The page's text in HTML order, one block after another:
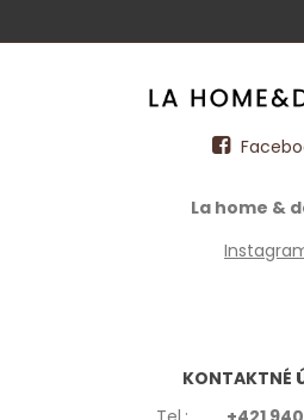
La home &
KONTAKTNÉ